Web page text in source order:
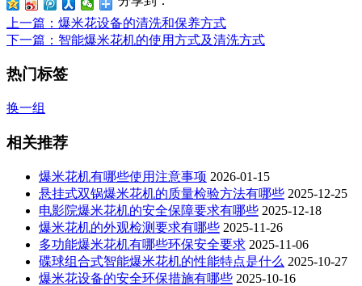
上一篇 ：爆米花设备的清洗和保养方式
下一篇 ：智能爆米花机的使用方式及清洗方式
热门标签
换一组
相关推荐
爆米花机有哪些使用注意事项 2026-01-15
悬挂式双锅爆米花机的质量检验方法有哪些 2025-12-25
电影院爆米花机的安全保障要求有哪些 2025-12-18
爆米花机的外观检测要求有哪些 2025-11-26
多功能爆米花机有哪些环保安全要求 2025-11-06
碟球组合式智能爆米花机的性能特点是什么 2025-10-27
爆米花设备的安全环保措施有哪些 2025-10-16